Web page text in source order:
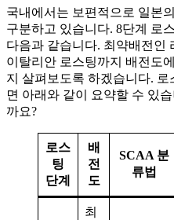
국내에서는 보편적으로 일본
구분하고 있습니다. 8단계 로
다음과 같습니다. 최약배전인
이탈리안 로스팅까지 배전도
지 살펴보도록 하겠습니다.
면 아래와 같이 요약할 수 있
까요?
로스
팅
단계
배
전
도
SCAA 분
류법
최